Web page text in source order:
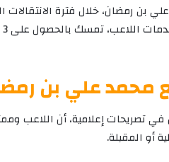
بن رمضان، خلال فترة الانتقالات
محمد علي بن
إعلامية، أن اللاعب
أو المقبلة.